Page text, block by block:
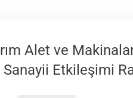
Alet ve
Etkileşimi